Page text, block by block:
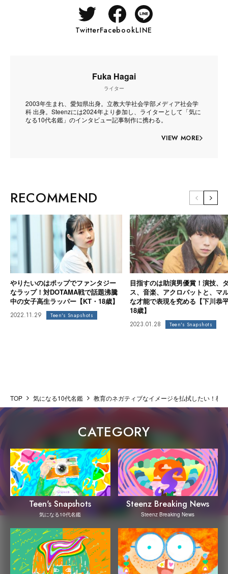
TwitterFacebookLINE
Fuka Hagai
ライター
2003年生まれ、愛知県出身。立教大学社会学部メディア社会学
科 出身。Steenzには2024年より参加し、ライターとして「気に
なる10代名鑑」のインタビュー記事制作に携わる。
VIEW MORE
RECOMMEND
やりたいのはポップでファンタジー
なラップ！対DOTAMA戦で話題沸騰
中の女子高生ラッパー【KT・18歳】
2022.11.29 Teen's Snapshots
目指すのは助演男優賞！演技、
ス、音楽、アクロバットと、マ
な才能で表現を究める【下川恭
18歳】
2023.01.28 Teen's Snapshots
TOP 気になる10代名鑑 教育のネガティブなイメージを払拭したい！教
CATEGORY
Teen's Snapshots
気になる10代名鑑
Steenz Breaking News
Steenz Breaking News